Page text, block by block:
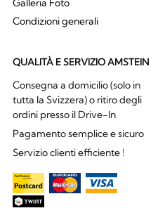
Galleria Foto
Condizioni generali
QUALITÀ E SERVIZIO AMSTEIN
Consegna a domicilio (solo in
tutta la Svizzera) o ritiro degli
ordini presso il Drive-In
Pagamento semplice e sicuro
Servizio clienti efficiente !